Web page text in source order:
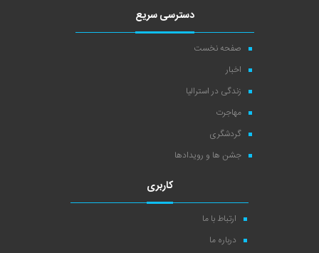
دسترسی سریع
صفحه نخست
اخبار
زندگی در استرالیا
مهاجرت
گردشگری
جشن ها و رویدادها
کاربری
ارتباط با ما
درباره ما